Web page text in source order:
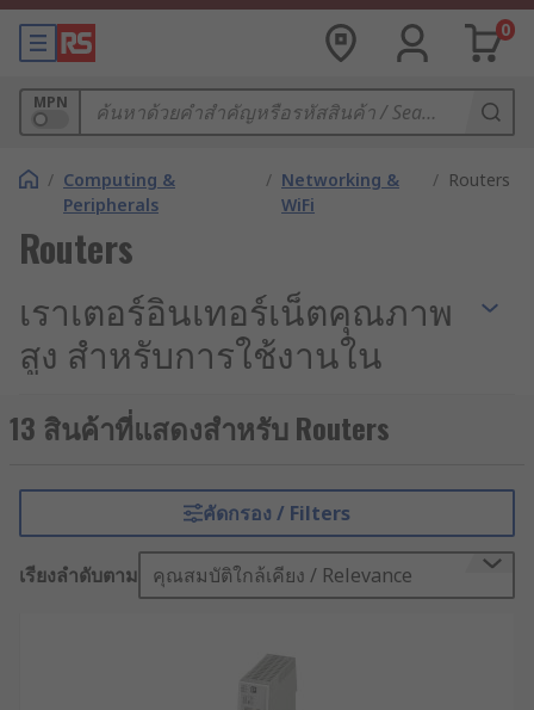
0
MPN
/ Computing &
Peripherals
/ Networking &
WiFi
/ Routers
Routers
เราเตอร์อินเทอร์เน็ตคุณภาพ
สูง สำหรับการใช้งานใน
อุตสาหกรรม
และการสื่อสารแบบเครื่องสู่เครื่อง (M2M
Communication) กลายเป็นหัวใจหลักของการดำเนิน
งานภาคอุตสาหกรรม ระบบเครือข่ายจึงต้องมีความ
เสถียร ปลอดภัย และพร้อมใช้งานตลอดเวลา “เราเตอร์
อินเทอร์เน็ต (Internet Router)” ที่ใช้งานในโรงงานจึง
แวดล้อมที่ต่างกัน ความต้องการที่เฉพาะทาง และ
ความสำคัญของข้อมูลที่ไหลเวียนในระบบต้องการ
13 สินค้าที่แสดงสำหรับ Routers
คัดกรอง / Filters
เรียงลำดับตาม คุณสมบัติใกล้เคียง / Relevance